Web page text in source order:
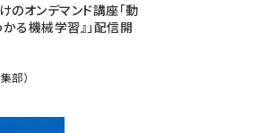
のオンデマンド講座「動
る機械学習』」配信開
部）